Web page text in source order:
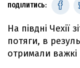
ПОДІЛИТИСЬ:
На півдні Чехії
потяги, в
отримали